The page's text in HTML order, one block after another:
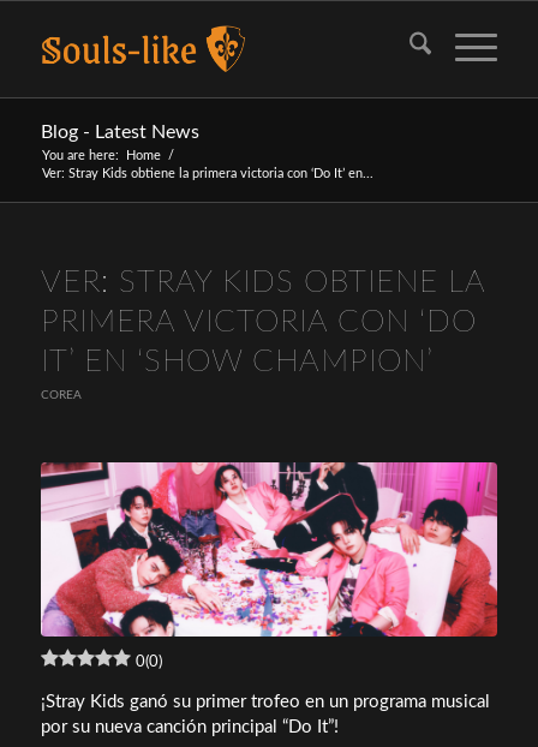
Blog - Latest News
You are here: Home
/
Ver: Stray Kids obtiene la primera victoria con ‘Do It’ en...
VER: STRAY KIDS OBTIENE LA
PRIMERA VICTORIA CON ‘DO
IT’ EN ‘SHOW CHAMPION’
COREA
0(0)
¡Stray Kids ganó su primer trofeo en un programa musical
por su nueva canción principal “Do It”!